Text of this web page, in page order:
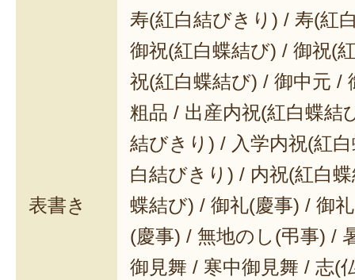
表書き
寿(紅白結びきり) / 寿(紅
御祝(紅白蝶結び) / 御祝(
祝(紅白蝶結び) / 御中元 /
粗品 / 出産内祝(紅白蝶結
結びきり) / 入学内祝(紅
白結びきり) / 内祝(紅白
蝶結び) / 御礼(慶事) / 御
(慶事) / 無地のし(弔事) /
御見舞 / 寒中御見舞 / 志(